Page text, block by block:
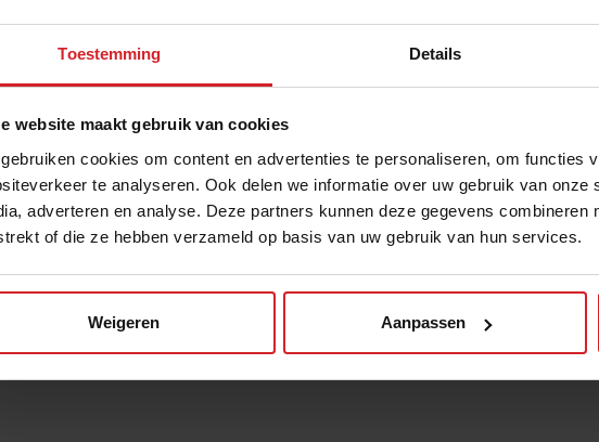
Toestemming Details
website maakt gebruik van cookies
cookies om content en advertenties te personaliseren, om functies
te analyseren. Ook delen we informatie over uw gebruik van
adverteren en analyse. Deze partners kunnen deze gegevens combineren
of die ze hebben verzameld op basis van uw gebruik van hun services.
Weigeren Aanpassen